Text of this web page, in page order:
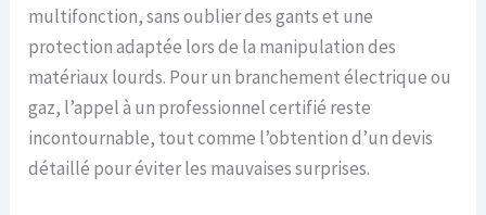
multifonction, sans oublier des gants et une
protection adaptée lors de la manipulation des
matériaux lourds. Pour un branchement électrique ou
gaz, l’appel à un professionnel certifié reste
incontournable, tout comme l’obtention d’un devis
détaillé pour éviter les mauvaises surprises.